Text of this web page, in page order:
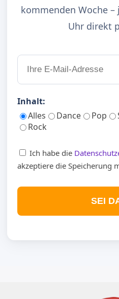
kommenden Woche –
Uhr direkt
Inhalt:
Alles
Dance Pop
Rock
Ich habe die
akzeptiere die Speicherung
SEI